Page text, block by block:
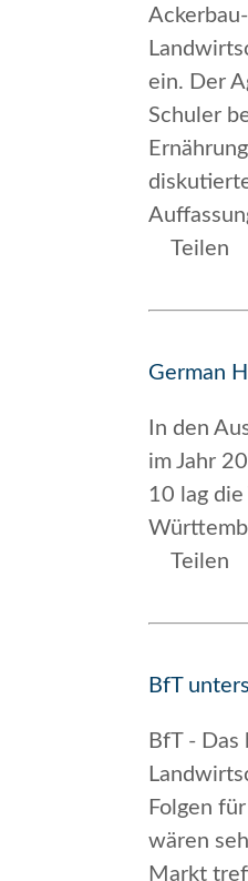
ein. Der
Schuler
Teilen
German
In den
im Jahr
10 lag
Teilen
BfT
BfT -
Folgen
wären
Markt